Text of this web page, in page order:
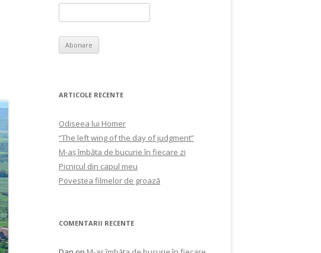
ARTICOLE RECENTE
Odiseea lui Homer
“The left wing of the day of judgment”
M-aș îmbăta de bucurie în fiecare zi
Picnicul din capul meu
Povestea filmelor de groază
COMENTARII RECENTE